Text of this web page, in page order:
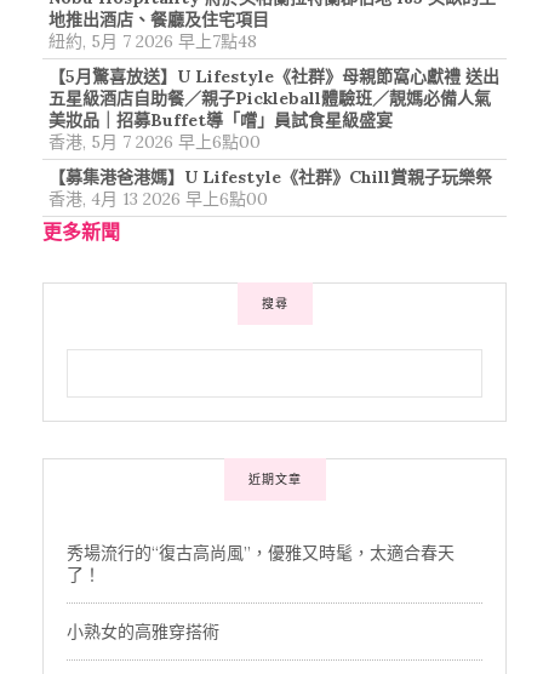
地推出酒店、餐廳及住宅項目
紐約, 5月 7 2026 早上7點48
【5月驚喜放送】U Lifestyle《社群》母親節窩心獻禮 送出
五星級酒店自助餐／親子Pickleball體驗班／靚媽必備人氣
美妝品｜招募Buffet導「嚐」員試食星級盛宴
香港, 5月 7 2026 早上6點00
【募集港爸港媽】U Lifestyle《社群》Chill賞親子玩樂祭
香港, 4月 13 2026 早上6點00
更多新聞
搜尋
近期文章
秀場流行的“復古高尚風”，優雅又時髦，太適合春天
了！
小熟女的高雅穿搭術